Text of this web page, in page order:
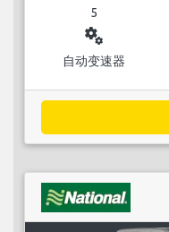
5
miscellaneous_services
自动变速器